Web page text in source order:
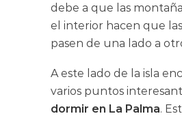
debe a que las
el interior hacen que
pasen de una lado a
A este lado de la isla
varios puntos
dormir en La Palma.